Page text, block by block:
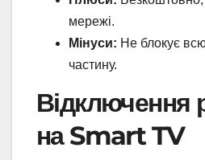
мережі.
Мінуси: Не блокує
частину.
Відключення
на Smart TV